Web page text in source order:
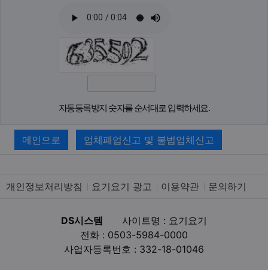
자동등록방지 숫자를 순서대로 입력하세요.
메인으로 업체폐업신고 및 불법업체신고
개인정보처리방침 요기요기 광고 이용약관 문의하기
DS시스템
사이트명 : 요기요기
전화 : 0503-5984-0000
사업자등록번호 : 332-18-01046